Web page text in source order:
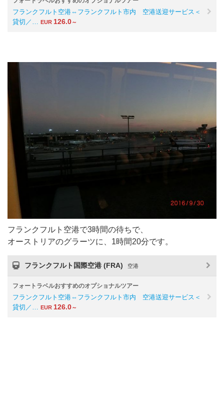
フランクフルト空港⇔フランクフルト市内 空港送迎サービス＜
貸切／…
EUR 126.0～
フランクフルト空港で3時間の待ちで、
オーストリアのグラーツに、1時間20分です。
フランクフルト国際空港 (FRA) 空港
フォートラベルおすすめのオプショナルツアー
フランクフルト空港⇔フランクフルト市内 空港送迎サービス＜
貸切／…
EUR 126.0～